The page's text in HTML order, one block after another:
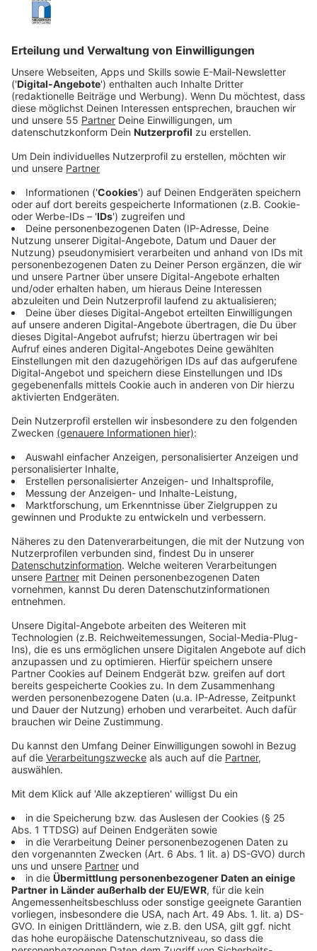
Veröffentlicht:
Anzeige
Und deshalb schlagen die drei Podcaster Gilbert (Will
Forte), Dove (Siobhán Cullen) und Emmy (Robyn Cara)
in Bodkin auf und versuchen, die mysteriösen
Machenschaften in der scheinbar idyllischen irischen
Stadt zu untersuchen. Dafür interviewen sie die
Einwohner und werden schnell mit einer Frage
konfrontiert: Was ist Dorftratsch, was Fiktion und was
ist die Wahrheit? Dabei stellen sie fest, dass der Ort
sehr dunkle Geheimnisse hat …
Streaming-Dienst: Netflix
Anzeige
Wir benötigen Ihre
Zustimmung, um den YouTube
Video-Service zu laden!
Wir verwenden einen Service eines
Drittanbieters, um Videoinhalte
einzubetten. Dieser Service kann
Daten zu Ihren Aktivitäten
sammeln. Bitte lesen Sie die
Details durch und stimmen Sie der
Nutzung des Service zu, um dieses
Video anzusehen.
Akzeptieren
powered byUsercentrics Consent
Management Platform
verschweigen. Das macht die Recherchen der
Podcaster nicht einfacher.
Anzeige
Die Podcaster ziehen mit ihren Fragen von Tür zu Tür.
Und werden oft abgewiesen.
©Copyright: Netflix
Plötzlioch wird eine Leiche gefunden. Steht sie mit den
drei vermissten Personen in einem Zusammenhang?
Anzeige